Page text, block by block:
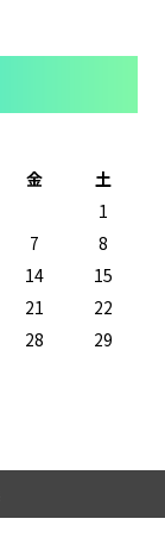
金 土
1
7
8
14
15
21
22
28
29